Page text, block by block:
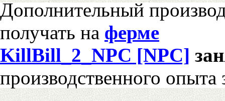
Дополнительный
получать на ферме
KillBill_2_NPC [NPC]
производственного опыта